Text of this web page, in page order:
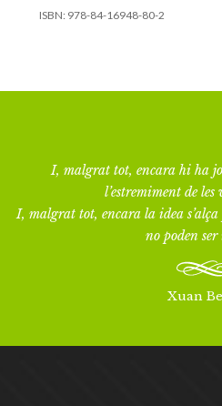
ISBN: 978-84-16948-80-2
I, malgrat tot, encara hi ha
l’estremiment de les
I, malgrat tot, encara la idea s’alça
no poden
Xuan